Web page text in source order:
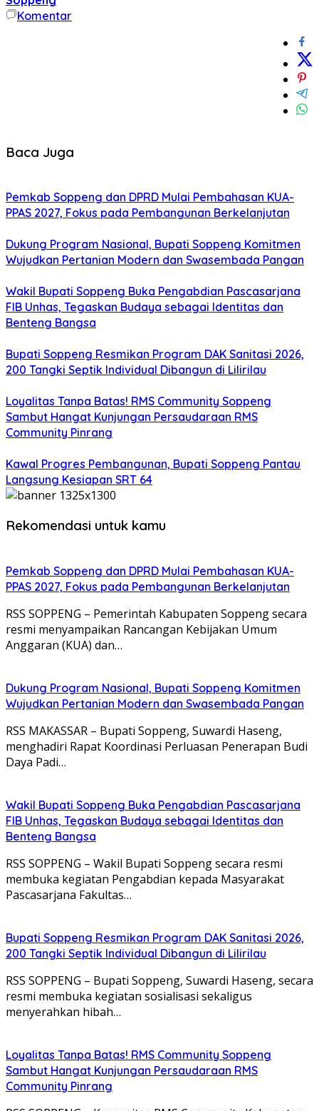
Komentar
Baca Juga
Pemkab Soppeng dan DPRD Mulai Pembahasan KUA-
PPAS 2027, Fokus pada Pembangunan Berkelanjutan
Dukung Program Nasional, Bupati Soppeng Komitmen
Wujudkan Pertanian Modern dan Swasembada Pangan
Wakil Bupati Soppeng Buka Pengabdian Pascasarjana
FIB Unhas, Tegaskan Budaya sebagai Identitas dan
Benteng Bangsa
Bupati Soppeng Resmikan Program DAK Sanitasi 2026,
200 Tangki Septik Individual Dibangun di Lilirilau
Loyalitas Tanpa Batas! RMS Community Soppeng
Sambut Hangat Kunjungan Persaudaraan RMS
Community Pinrang
Kawal Progres Pembangunan, Bupati Soppeng Pantau
Langsung Kesiapan SRT 64
Rekomendasi untuk kamu
Pemkab Soppeng dan DPRD Mulai Pembahasan KUA-
PPAS 2027, Fokus pada Pembangunan Berkelanjutan
RSS SOPPENG – Pemerintah Kabupaten Soppeng secara
resmi menyampaikan Rancangan Kebijakan Umum
Anggaran (KUA) dan…
Dukung Program Nasional, Bupati Soppeng Komitmen
Wujudkan Pertanian Modern dan Swasembada Pangan
RSS MAKASSAR – Bupati Soppeng, Suwardi Haseng,
menghadiri Rapat Koordinasi Perluasan Penerapan Budi
Daya Padi…
Wakil Bupati Soppeng Buka Pengabdian Pascasarjana
FIB Unhas, Tegaskan Budaya sebagai Identitas dan
Benteng Bangsa
RSS SOPPENG – Wakil Bupati Soppeng secara resmi
membuka kegiatan Pengabdian kepada Masyarakat
Pascasarjana Fakultas…
Bupati Soppeng Resmikan Program DAK Sanitasi 2026,
200 Tangki Septik Individual Dibangun di Lilirilau
RSS SOPPENG – Bupati Soppeng, Suwardi Haseng, secara
resmi membuka kegiatan sosialisasi sekaligus
menyerahkan hibah…
Loyalitas Tanpa Batas! RMS Community Soppeng
Sambut Hangat Kunjungan Persaudaraan RMS
Community Pinrang